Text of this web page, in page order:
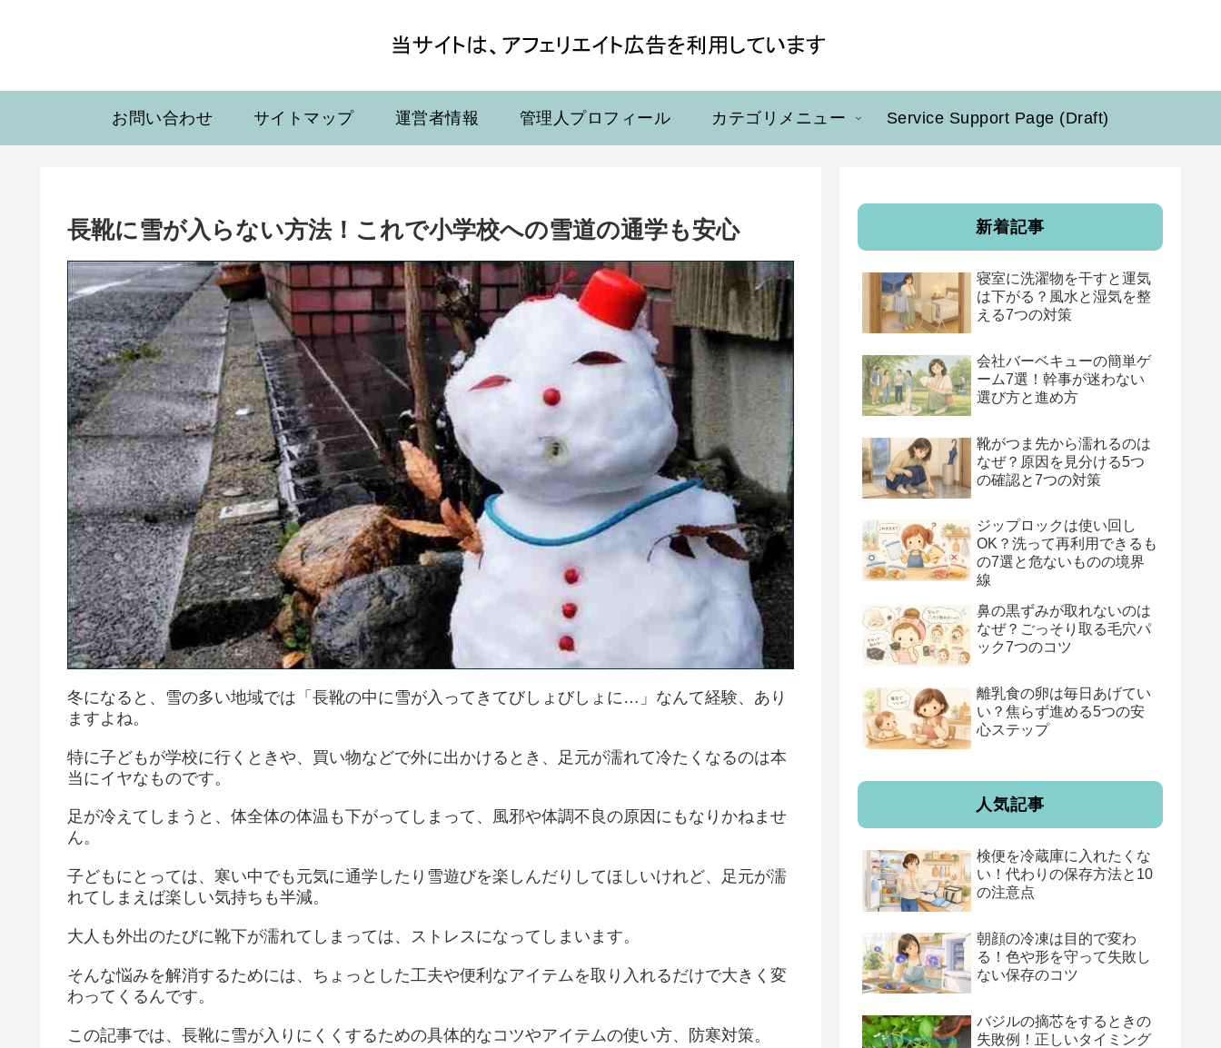
お問い合わせ サイトマップ 運営者情報 管理人プロフィール カテゴリメニュー Service Support Page (Draft)
長靴に雪が入らない方法！これで小学校への雪道の通学も安心
冬になると、雪の多い地域では「長靴の中に雪が入ってきてびしょびしょに…」なんて経験、あり
ますよね。
特に子どもが学校に行くときや、買い物などで外に出かけるとき、足元が濡れて冷たくなるのは本
当にイヤなものです。
足が冷えてしまうと、体全体の体温も下がってしまって、風邪や体調不良の原因にもなりかねませ
ん。
子どもにとっては、寒い中でも元気に通学したり雪遊びを楽しんだりしてほしいけれど、足元が濡
れてしまえば楽しい気持ちも半減。
大人も外出のたびに靴下が濡れてしまっては、ストレスになってしまいます。
そんな悩みを解消するためには、ちょっとした工夫や便利なアイテムを取り入れるだけで大きく変
わってくるんです。
この記事では、長靴に雪が入りにくくするための具体的なコツやアイテムの使い方、防寒対策。
新着記事
寝室に洗濯物を干すと運気
は下がる？風水と湿気を整
える7つの対策
会社バーベキューの簡単ゲ
ーム7選！幹事が迷わない
選び方と進め方
靴がつま先から濡れるのは
なぜ？原因を見分ける5つ
の確認と7つの対策
ジップロックは使い回し
OK？洗って再利用できるも
の7選と危ないものの境界
線
鼻の黒ずみが取れないのは
なぜ？ごっそり取る毛穴パ
ック7つのコツ
離乳食の卵は毎日あげてい
い？焦らず進める5つの安
心ステップ
人気記事
検便を冷蔵庫に入れたくな
い！代わりの保存方法と10
の注意点
朝顔の冷凍は目的で変わ
る！色や形を守って失敗し
ない保存のコツ
バジルの摘芯をするときの
失敗例！正しいタイミング